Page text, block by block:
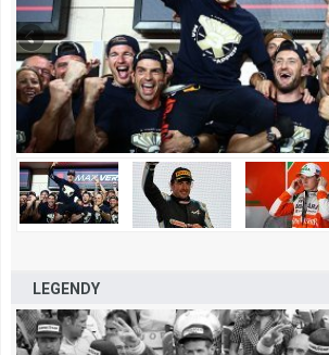
LEGENDY